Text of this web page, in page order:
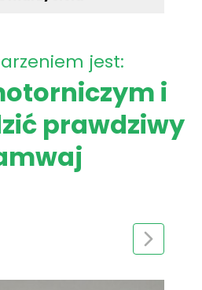
jest:
i
prawdziwy